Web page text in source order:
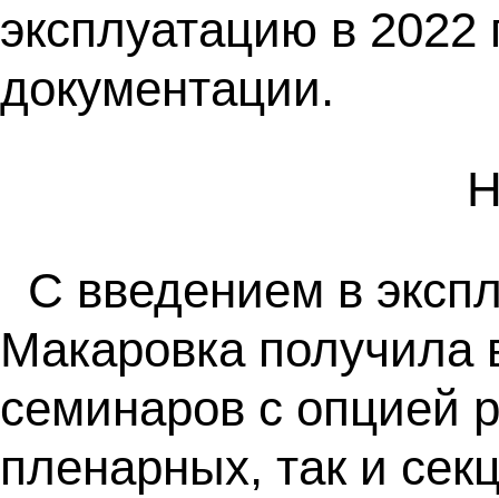
эксплуатацию в 2022
документации.
С введением в
Макаровка получила
семинаров с опцией
пленарных, так и